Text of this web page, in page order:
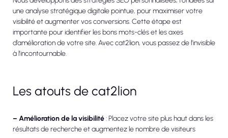
une analyse stratégique digitale pointue, pour maximiser votre
visibilité et augmenter vos conversions. Cette étape est
importante pour identifier les bons mots-clés et les axes
d’amélioration de votre site. Avec cat2lion, vous passez de l’invisible
à l’incontournable.
Les atouts de cat2lion
– Amélioration de la visibilité: Placez votre site plus haut dans les
résultats de recherche et augmentez le nombre de visiteurs